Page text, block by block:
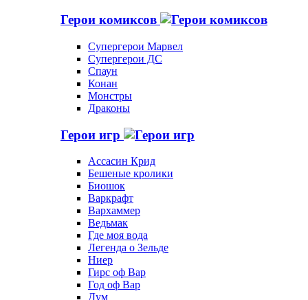
Герои комиксов
Супергерои Марвел
Супергерои ДС
Спаун
Конан
Монстры
Драконы
Герои игр
Ассасин Крид
Бешеные кролики
Биошок
Варкрафт
Вархаммер
Ведьмак
Где моя вода
Легенда о Зельде
Ниер
Гирс оф Вар
Год оф Вар
Дум